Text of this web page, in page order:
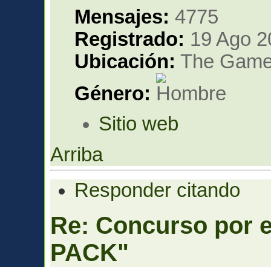
Mensajes: 4775
Registrado: 19 Ago
Ubicación: The
Género:
Sitio web
Arriba
Responder citando
Re: Concurso por
PACK"